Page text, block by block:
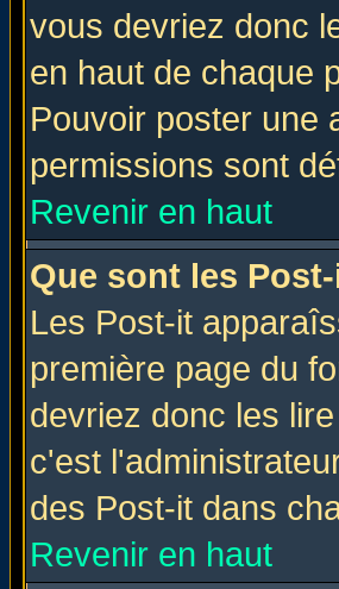
vous devriez donc
en haut de chaque
Pouvoir poster une
permissions sont
Revenir en haut
Que sont les
Les Post-it
première page du
devriez donc les
c'est
des Post-it dans
Revenir en haut